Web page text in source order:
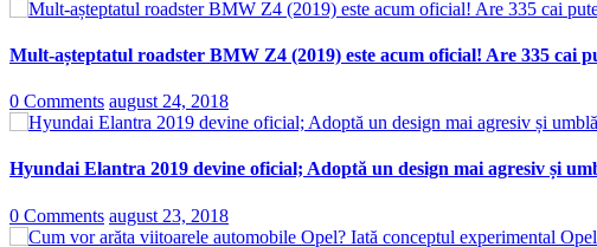
Mult-așteptatul roadster BMW Z4 (2019) este acum oficial! Are 335 cai
0 Comments august 24, 2018
Hyundai Elantra 2019 devine oficial; Adoptă un design mai agresiv și
0 Comments august 23, 2018